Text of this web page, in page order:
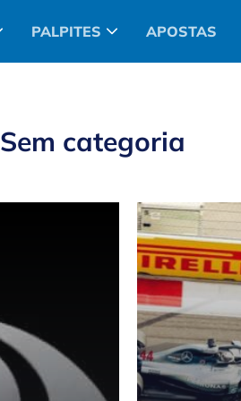
PALPITES APOSTAS
Sem categoria